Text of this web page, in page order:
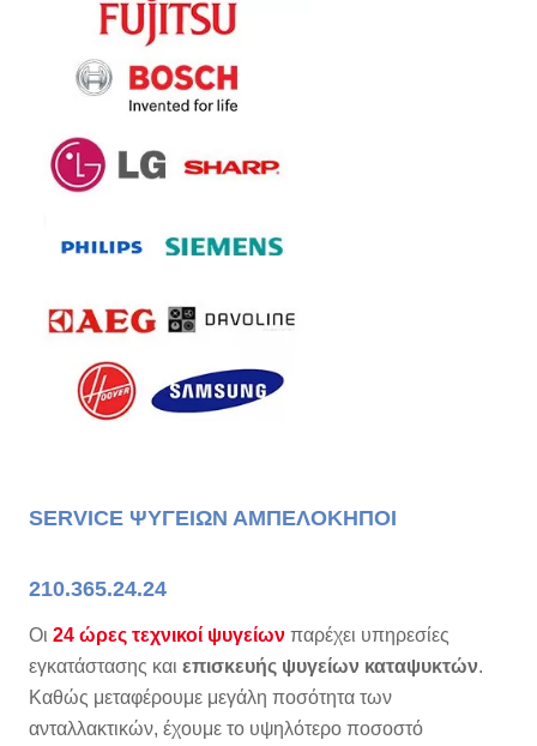
SERVICE ΨΥΓΕΙΩΝ ΑΜΠΕΛΟΚΗΠΟΙ
210.365.24.24
Οι 24 ώρες τεχνικοί ψυγείων παρέχει υπηρεσίες
εγκατάστασης και επισκευής ψυγείων καταψυκτών.
Καθώς μεταφέρουμε μεγάλη ποσότητα των
ανταλλακτικών, έχουμε το υψηλότερο ποσοστό